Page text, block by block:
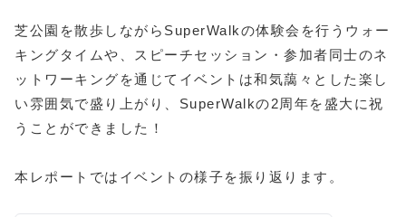
芝公園を散歩しながらSuperWalkの体験会を行うウォー
キングタイムや、スピーチセッション・参加者同士のネ
ットワーキングを通じてイベントは和気藹々とした楽し
い雰囲気で盛り上がり、SuperWalkの2周年を盛大に祝
うことができました！
本レポートではイベントの様子を振り返ります。